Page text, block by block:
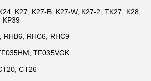
K27, K27-B, K27-W, K27-2, TK27, K28,
KP39
RHB6, RHC6, RHC9
TF035VGK
CT26